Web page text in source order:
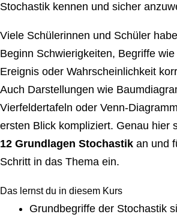
Stochastik kennen und sicher
Viele Schülerinnen und Schüler
Beginn Schwierigkeiten, Begriffe
Ereignis oder Wahrscheinlichkeit
Auch Darstellungen wie
Vierfeldertafeln oder Venn-
ersten Blick kompliziert. Genau hier
12 Grundlagen Stochastik an und
Schritt in das Thema ein.
Das lernst du in diesem Kurs
Grundbegriffe der Stochastik